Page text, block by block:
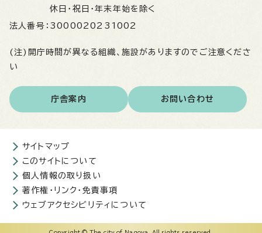
休日・祝日・年末年始を除く
法人番号： 3000020231002
(注)開庁時間が異なる組織、施設がありますのでご注意くださ
い
庁舎案内 お問い合わせ
サイトマップ
このサイトについて
個人情報の取り扱い
著作権・リンク・免責事項
ウェブアクセシビリティについて